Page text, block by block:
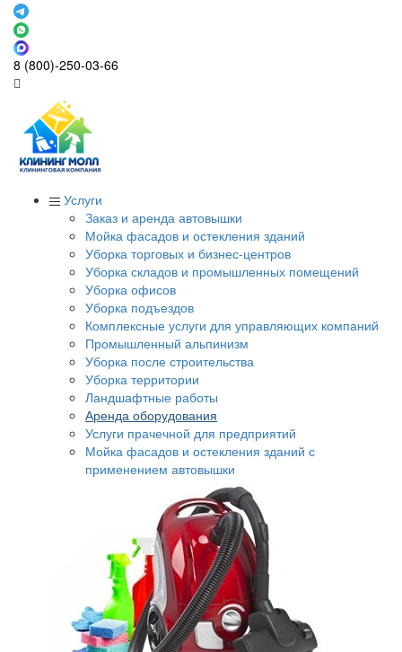
8 (800)-250-03-66
Услуги
Заказ и аренда автовышки
Мойка фасадов и остекления зданий
Уборка торговых и бизнес-центров
Уборка складов и промышленных помещений
Уборка офисов
Уборка подъездов
Комплексные услуги для управляющих компаний
Промышленный альпинизм
Уборка после строительства
Уборка территории
Ландшафтные работы
Аренда оборудования
Услуги прачечной для предприятий
Мойка фасадов и остекления зданий с
применением автовышки